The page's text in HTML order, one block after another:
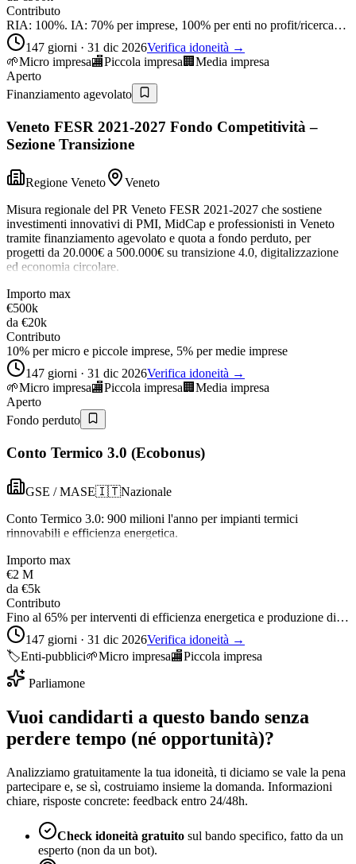
Contributo
RIA: 100%. IA: 70% per imprese, 100% per enti no profit/ricerca…
147 giorni · 31 dic 2026Verifica idoneità →
🌱Micro impresa🏬Piccola impresa 🏢 Media impresa
Aperto
Finanziamento agevolato
Veneto FESR 2021-2027 Fondo Competitività –
Sezione Transizione
Regione Veneto
Veneto
Misura regionale del PR Veneto FESR 2021-2027 che sostiene
investimenti innovativi di PMI, MidCap e professionisti in Veneto
tramite finanziamento agevolato e quota a fondo perduto, per
progetti da 20.000€ a 500.000€ su transizione 4.0, digitalizzazione
ed economia circolare.
Importo max
€500k
da €20k
Contributo
10% per micro e piccole imprese, 5% per medie imprese
147 giorni · 31 dic 2026Verifica idoneità →
🌱Micro impresa🏬Piccola impresa🏢 Media impresa
Aperto
Fondo perduto
Conto Termico 3.0 (Ecobonus)
GSE / MASE🇮🇹Nazionale
Conto Termico 3.0: 900 milioni l'anno per impianti termici
rinnovabili e efficienza energetica.
Importo max
€2 M
da €5k
Contributo
Fino al 65% per interventi di efficienza energetica e produzione di…
147 giorni · 31 dic 2026Verifica idoneità →
🏷️Enti-pubblici🌱Micro impresa🏬Piccola impresa
Parliamone
Vuoi candidarti a questo bando senza
perdere tempo (né opportunità)?
Analizziamo gratuitamente la tua idoneità, ti diciamo se vale la pena
partecipare e, se sì, costruiamo insieme la domanda. Informazioni
chiare, risposte concrete: feedback entro 24/48h.
Check idoneità gratuito sul bando specifico, fatto da un
esperto (non da un bot).